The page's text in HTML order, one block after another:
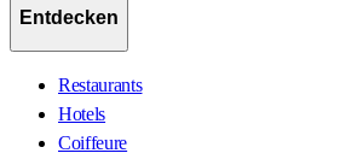
Entdecken
Restaurants
Hotels
Coiffeure